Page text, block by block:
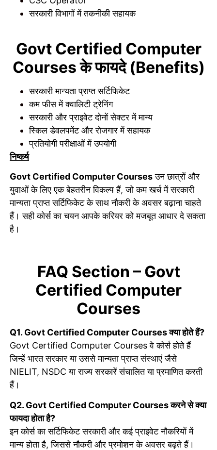
सरकारी विभागों में तकनीकी सहायक
Govt Certified Computer
Courses के फायदे (Benefits)
सरकारी मान्यता प्राप्त सर्टिफिकेट
कम फीस में क्वालिटी ट्रेनिंग
सरकारी और प्राइवेट दोनों सेक्टर में मान्य
स्किल डेवलपमेंट और रोजगार में सहायक
प्रतियोगी परीक्षाओं में उपयोगी
निष्कर्ष
Govt Certified Computer Coursesउन छात्रों और
युवाओं के लिए एक बेहतरीन विकल्प हैं, जो कम खर्च में सरकारी
मान्यता प्राप्त सर्टिफिकेट के साथ नौकरी के अवसर बढ़ाना चाहते
हैं। सही कोर्स का चयन आपके करियर को मजबूत आधार दे सकता
है।
FAQ Section – Govt
Certified Computer
Courses
Q1. Govt Certified Computer Courses क्या होते हैं?
Govt Certified Computer Courses वे कोर्स होते हैं
जिन्हें भारत सरकार या उससे मान्यता प्राप्त संस्थाएं जैसे
NIELIT, NSDC या राज्य सरकारें संचालित या प्रमाणित करती
हैं।
Q2. Govt Certified Computer Courses करने से क्या
फायदा होता है?
इन कोर्स का सर्टिफिकेट सरकारी और कई प्राइवेट नौकरियों में
मान्य होता है, जिससे नौकरी और प्रमोशन के अवसर बढ़ते हैं।